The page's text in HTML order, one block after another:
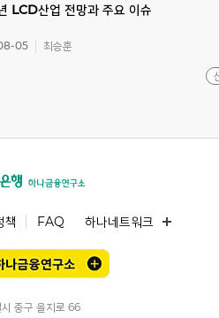
LCD산업 전망과 주요 이슈
05 최승훈
책 FAQ 하나네트워크
중구 을지로 66